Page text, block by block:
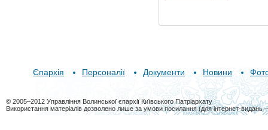
Єпархія Персоналії Документи Новини
© 2005–2012 Управління Волинської єпархії Київського Патріархату
Використання матеріалів дозволено лише за умови посилання (для інтернет-видань